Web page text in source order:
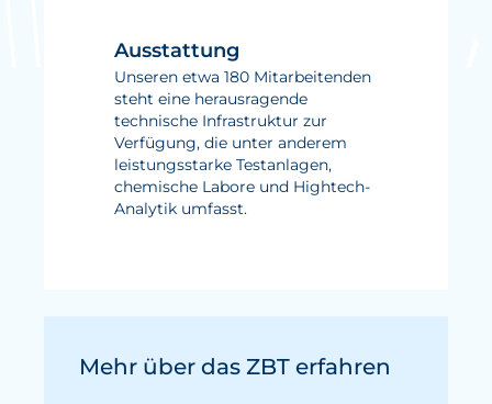
Ausstattung
Unseren etwa 180 Mitarbeitenden
steht eine herausragende
technische Infrastruktur zur
Verfügung, die unter anderem
leistungsstarke Testanlagen,
chemische Labore und Hightech-
Analytik umfasst.
Mehr über das ZBT erfahren